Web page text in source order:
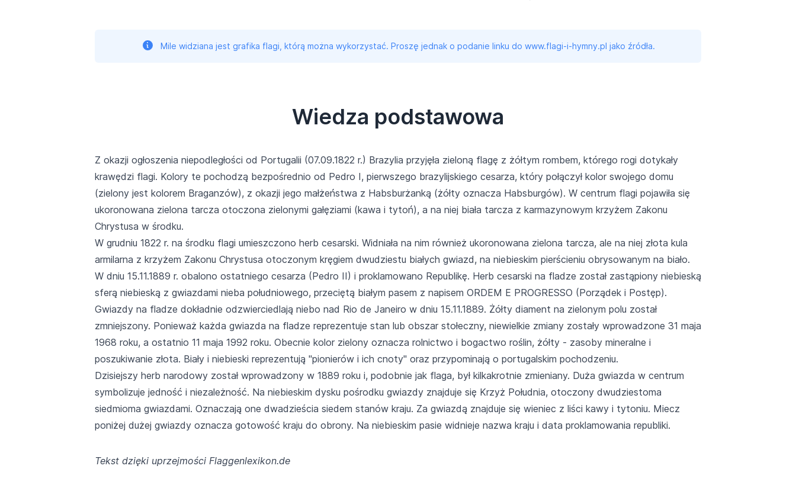
Mile widziana jest grafika flagi, którą można wykorzystać. Proszę jednak o podanie linku do www.flagi-i-hymny.pl jako źródła.
Wiedza podstawowa
Z okazji ogłoszenia niepodległości od Portugalii (07.09.1822 r.) Brazylia przyjęła zieloną flagę z żółtym rombem, którego rogi dotykały
krawędzi flagi. Kolory te pochodzą bezpośrednio od Pedro I, pierwszego brazylijskiego cesarza, który połączył kolor swojego domu
(zielony jest kolorem Braganzów), z okazji jego małżeństwa z Habsburżanką (żółty oznacza Habsburgów). W centrum flagi pojawiła się
ukoronowana zielona tarcza otoczona zielonymi gałęziami (kawa i tytoń), a na niej biała tarcza z karmazynowym krzyżem Zakonu
Chrystusa w środku.
W grudniu 1822 r. na środku flagi umieszczono herb cesarski. Widniała na nim również ukoronowana zielona tarcza, ale na niej złota kula
armilarna z krzyżem Zakonu Chrystusa otoczonym kręgiem dwudziestu białych gwiazd, na niebieskim pierścieniu obrysowanym na biało.
W dniu 15.11.1889 r. obalono ostatniego cesarza (Pedro II) i proklamowano Republikę. Herb cesarski na fladze został zastąpiony niebieską
sferą niebieską z gwiazdami nieba południowego, przeciętą białym pasem z napisem ORDEM E PROGRESSO (Porządek i Postęp).
Gwiazdy na fladze dokładnie odzwierciedlają niebo nad Rio de Janeiro w dniu 15.11.1889. Żółty diament na zielonym polu został
zmniejszony. Ponieważ każda gwiazda na fladze reprezentuje stan lub obszar stołeczny, niewielkie zmiany zostały wprowadzone 31 maja
1968 roku, a ostatnio 11 maja 1992 roku. Obecnie kolor zielony oznacza rolnictwo i bogactwo roślin, żółty - zasoby mineralne i
poszukiwanie złota. Biały i niebieski reprezentują "pionierów i ich cnoty" oraz przypominają o portugalskim pochodzeniu.
Dzisiejszy herb narodowy został wprowadzony w 1889 roku i, podobnie jak flaga, był kilkakrotnie zmieniany. Duża gwiazda w centrum
symbolizuje jedność i niezależność. Na niebieskim dysku pośrodku gwiazdy znajduje się Krzyż Południa, otoczony dwudziestoma
siedmioma gwiazdami. Oznaczają one dwadzieścia siedem stanów kraju. Za gwiazdą znajduje się wieniec z liści kawy i tytoniu. Miecz
poniżej dużej gwiazdy oznacza gotowość kraju do obrony. Na niebieskim pasie widnieje nazwa kraju i data proklamowania republiki.
Tekst dzięki uprzejmości Flaggenlexikon.de